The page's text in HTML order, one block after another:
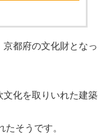
都府の文化財となっ
化を取りいれた建築
そうです。